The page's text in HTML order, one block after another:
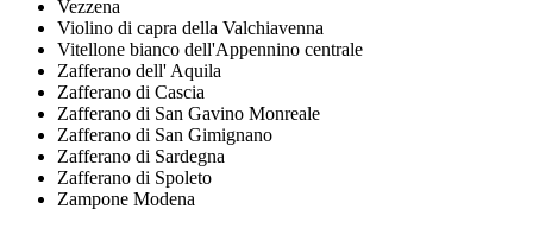
Vezzena
Violino di capra della Valchiavenna
Vitellone bianco dell'Appennino centrale
Zafferano dell' Aquila
Zafferano di Cascia
Zafferano di San Gavino Monreale
Zafferano di San Gimignano
Zafferano di Sardegna
Zafferano di Spoleto
Zampone Modena